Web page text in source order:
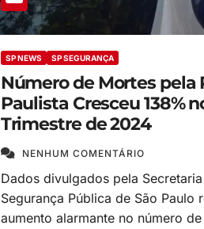
SP NEWS SP SEGURANÇA
Número de Mortes pela
Paulista Cresceu 138%
Trimestre de 2024
NENHUM COMENTÁRIO
Dados divulgados pela
Segurança Pública de São Paulo
aumento alarmante no número